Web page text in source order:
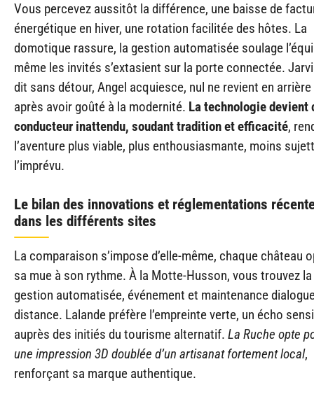
Vous percevez aussitôt la différence, une baisse de
énergétique en hiver, une rotation facilitée des hôtes. La
domotique rassure, la gestion automatisée soulage
même les invités s’extasient sur la porte connectée.
dit sans détour, Angel acquiesce, nul ne revient en arrière
après avoir goûté à la modernité. La technologie devient
conducteur inattendu, soudant tradition et efficacité,
l’aventure plus viable, plus enthousiasmante, moins
l’imprévu.
Le bilan des innovations et réglementations
dans les différents sites
La comparaison s’impose d’elle-même, chaque château
sa mue à son rythme. À la Motte-Husson, vous trouvez la
gestion automatisée, événement et maintenance
distance. Lalande préfère l’empreinte verte, un écho
auprès des initiés du tourisme alternatif. La Ruche opte
une impression 3D doublée d’un artisanat fortement local,
renforçant sa marque authentique.